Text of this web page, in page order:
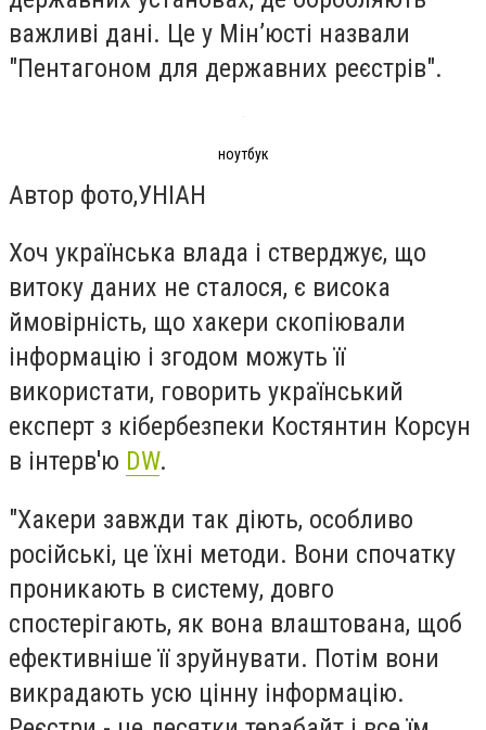
важливі дані. Це у Мін’юсті назвали
"Пентагоном для державних реєстрів".
ноутбук
Автор фото,УНІАН
Хоч українська влада і стверджує, що
витоку даних не сталося, є висока
ймовірність, що хакери скопіювали
інформацію і згодом можуть її
використати, говорить український
експерт з кібербезпеки Костянтин Корсун
в інтерв'ю DW.
"Хакери завжди так діють, особливо
російські, це їхні методи. Вони спочатку
проникають в систему, довго
спостерігають, як вона влаштована, щоб
ефективніше її зруйнувати. Потім вони
викрадають усю цінну інформацію.